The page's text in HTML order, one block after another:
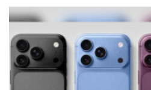
所得發還給被害人，並保留依法提出
前總統蔡英文也在臉書發聲，感謝慈
協助採購並捐贈疫苗，出發點是救人
如今傳出受託採購過程涉及詐騙，慈
也表示，當年防疫及疫苗採購團隊，